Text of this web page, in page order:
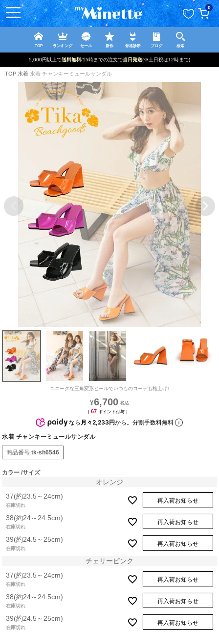
0
TOP ランキング セール 新作 骨格診断 ブログ 検索
新規登録で最大2500円OFF!
TOP 水着 水着 チャンキーミュールサンダル
ユニークな三角変形ヒールでいつものコーデも格上げ♪
¥6,700
[ 67 ポイント付与 ]
なら 月々2,233円から。分割手数料無料
水着 チャンキーミュールサンダル
商品番号 tk-sh6546
カラー サイズ
オレンジ
37(約23.5～24cm)
在庫切れ
再入荷お知らせ
38(約24～24.5cm)
在庫切れ
再入荷お知らせ
39(約24.5～25cm)
在庫切れ
再入荷お知らせ
チェリーピンク
37(約23.5～24cm)
在庫切れ
再入荷お知らせ
38(約24～24.5cm)
在庫切れ
再入荷お知らせ
39(約24.5～25cm)
在庫切れ
再入荷お知らせ
ペー
ジト
ップ